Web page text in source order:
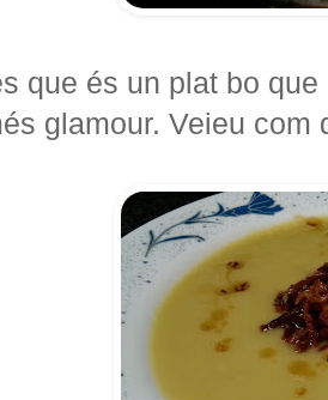
que és un plat bo
glamour. Veieu com